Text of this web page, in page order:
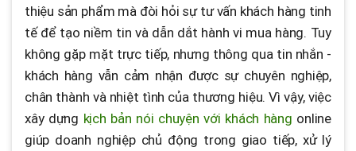
thiệu sản phẩm mà đòi hỏi sự tư vấn khách hàng tinh
tế để tạo niềm tin và dẫn dắt hành vi mua hàng. Tuy
không gặp mặt trực tiếp, nhưng thông qua tin nhắn -
khách hàng vẫn cảm nhận được sự chuyên nghiệp,
chân thành và nhiệt tình của thương hiệu. Vì vậy, việc
xây dựng kịch bản nói chuyện với khách hàng online
giúp doanh nghiệp chủ động trong giao tiếp, xử lý